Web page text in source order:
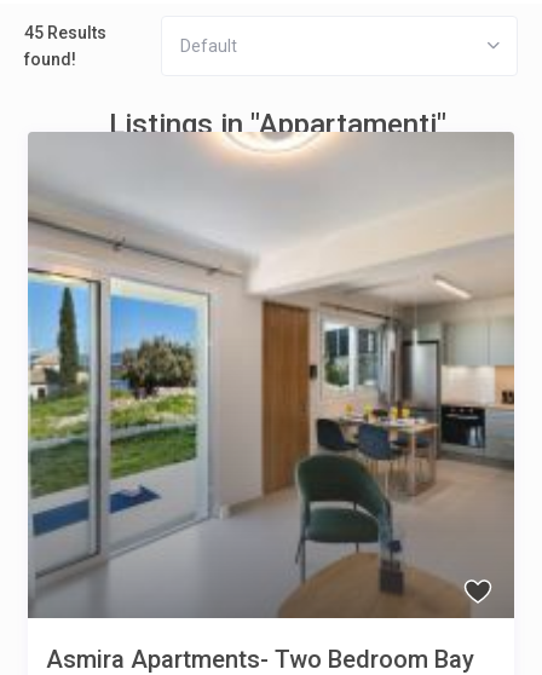
45 Results
found!
Default
Listings in "Appartamenti"
Asmira Apartments- Two Bedroom Bay